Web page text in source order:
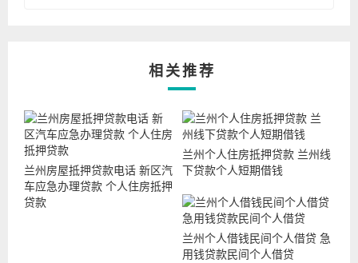
相关推荐
兰州房屋抵押贷款电话 新区汽
车应急办理贷款 个人住房抵押
贷款
兰州个人住房抵押贷款 兰州线
下贷款个人短期借钱
兰州个人借钱民间个人借贷 急
用钱贷款民间个人借贷